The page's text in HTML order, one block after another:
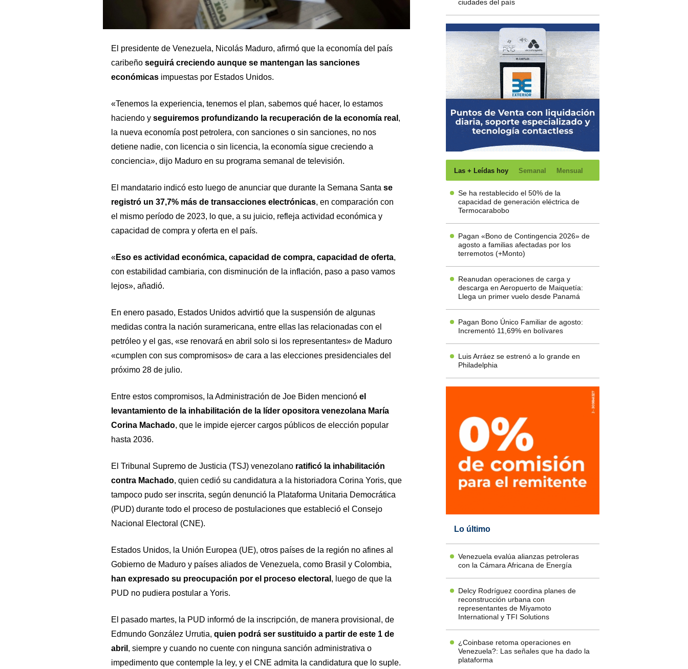
El presidente de Venezuela, Nicolás Maduro, afirmó que la economía del país
caribeño seguirá creciendo aunque se mantengan las sanciones
económicasimpuestas por Estados Unidos.
«Tenemos la experiencia, tenemos el plan, sabemos qué hacer, lo estamos
haciendo y seguiremos profundizando la recuperación de la economía real ,
la nueva economía post petrolera, con sanciones o sin sanciones, no nos
detiene nadie, con licencia o sin licencia, la economía sigue creciendo a
conciencia», dijo Maduro en su programa semanal de televisión.
El mandatario indicó esto luego de anunciar que durante la Semana Santa se
registró un 37,7% más de transacciones electrónicas, en comparación con
el mismo período de 2023, lo que, a su juicio, refleja actividad económica y
capacidad de compra y oferta en el país.
«Eso es actividad económica, capacidad de compra, capacidad de oferta,
con estabilidad cambiaria, con disminución de la inflación, paso a paso vamos
lejos», añadió.
En enero pasado, Estados Unidos advirtió que la suspensión de algunas
medidas contra la nación suramericana, entre ellas las relacionadas con el
petróleo y el gas, «se renovará en abril solo si los representantes» de Maduro
«cumplen con sus compromisos» de cara a las elecciones presidenciales del
próximo 28 de julio.
Entre estos compromisos, la Administración de Joe Biden mencionó el
levantamiento de la inhabilitación de la líder opositora venezolana María
Corina Machado, que le impide ejercer cargos públicos de elección popular
hasta 2036.
El Tribunal Supremo de Justicia (TSJ) venezolano ratificó la inhabilitación
contra Machado, quien cedió su candidatura a la historiadora Corina Yoris, que
tampoco pudo ser inscrita, según denunció la Plataforma Unitaria Democrática
(PUD) durante todo el proceso de postulaciones que estableció el Consejo
Nacional Electoral (CNE).
Estados Unidos, la Unión Europea (UE), otros países de la región no afines al
Gobierno de Maduro y países aliados de Venezuela, como Brasil y Colombia,
han expresado su preocupación por el proceso electoral , luego de que la
PUD no pudiera postular a Yoris.
El pasado martes, la PUD informó de la inscripción, de manera provisional, de
Edmundo González Urrutia, quien podrá ser sustituido a partir de este 1 de
abril , siempre y cuando no cuente con ninguna sanción administrativa o
impedimento que contemple la ley, y el CNE admita la candidatura que lo suple.
ciudades del país
Las + Leídas hoy Semanal Mensual
Se ha restablecido el 50% de la
capacidad de generación eléctrica de
Termocarabobo
Pagan «Bono de Contingencia 2026» de
agosto a familias afectadas por los
terremotos (+Monto)
Reanudan operaciones de carga y
descarga en Aeropuerto de Maiquetía:
Llega un primer vuelo desde Panamá
Pagan Bono Único Familiar de agosto:
Incrementó 11,69% en bolívares
Luis Arráez se estrenó a lo grande en
Philadelphia
Lo último
Venezuela evalúa alianzas petroleras
con la Cámara Africana de Energía
Delcy Rodríguez coordina planes de
reconstrucción urbana con
representantes de Miyamoto
International y TFI Solutions
¿Coinbase retoma operaciones en
Venezuela?: Las señales que ha dado la
plataforma